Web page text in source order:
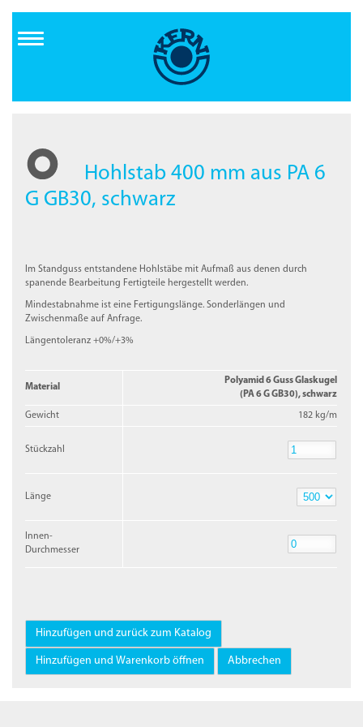
Inhalt
Hohlstab 400 mm aus PA 6
G GB30, schwarz
Im Standguss entstandene Hohlstäbe mit Aufmaß aus denen durch
spanende Bearbeitung Fertigteile hergestellt werden.
Mindestabnahme ist eine Fertigungslänge. Sonderlängen und
Zwischenmaße auf Anfrage.
Längentoleranz +0%/+3%
Material
Polyamid 6 Guss Glaskugel
(PA 6 G GB30), schwarz
Gewicht 182 kg/m
Stückzahl
Länge
Innen-
Durchmesser